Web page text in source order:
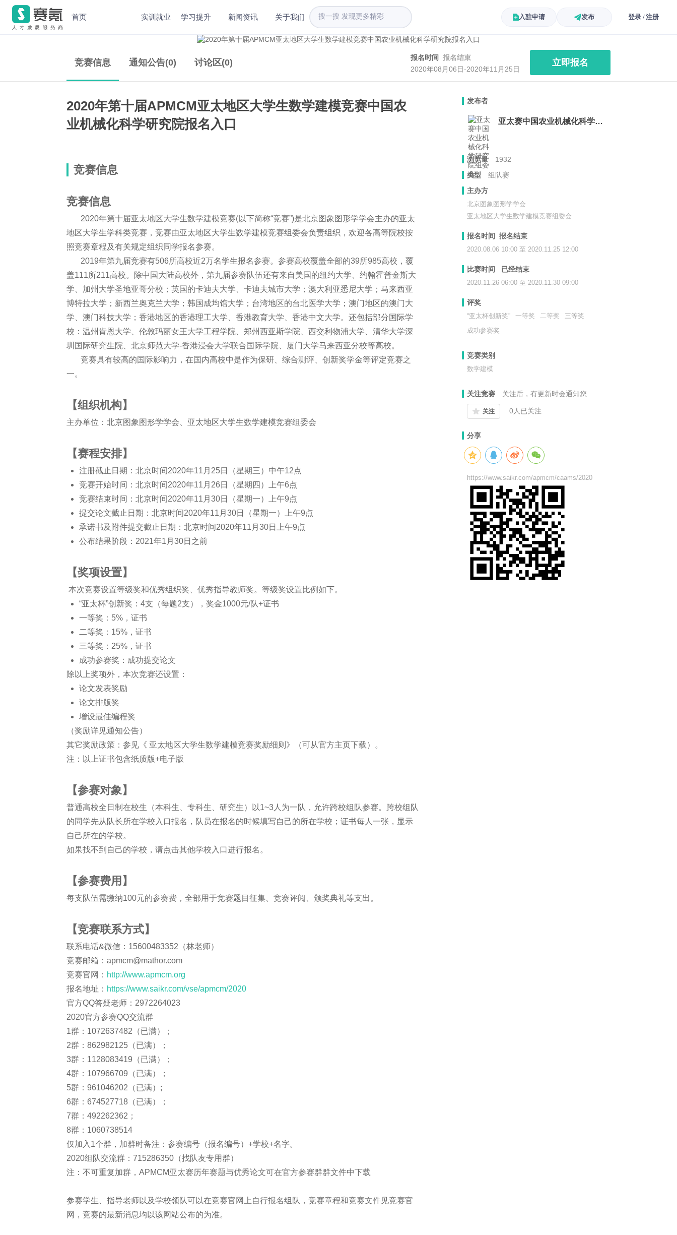
首页 实训就业 学习提升 新闻资讯 关于我们 入驻申请 发布 登录 / 注册
竞赛信息 通知公告(0) 讨论区(0) 报名时间 报名结束
2020年08月06日-2020年11月25日
立即报名
2020年第十届APMCM亚太地区大学生数学建模竞赛中国农
业机械化科学研究院报名入口
竞赛信息
竞赛信息
2020年第十届亚太地区大学生数学建模竞赛(以下简称“竞赛”)是北京图象图形学学会主办的亚太
地区大学生学科类竞赛，竞赛由亚太地区大学生数学建模竞赛组委会负责组织，欢迎各高等院校按
照竞赛章程及有关规定组织同学报名参赛。
2019年第九届竞赛有506所高校近2万名学生报名参赛。参赛高校覆盖全部的39所985高校，覆
盖111所211高校。除中国大陆高校外，第九届参赛队伍还有来自美国的纽约大学、约翰霍普金斯大
学、加州大学圣地亚哥分校；英国的卡迪夫大学、卡迪夫城市大学；澳大利亚悉尼大学；马来西亚
博特拉大学；新西兰奥克兰大学；韩国成均馆大学；台湾地区的台北医学大学；澳门地区的澳门大
学、澳门科技大学；香港地区的香港理工大学、香港教育大学、香港中文大学。还包括部分国际学
校：温州肯恩大学、伦敦玛丽女王大学工程学院、郑州西亚斯学院、西交利物浦大学、清华大学深
圳国际研究生院、北京师范大学-香港浸会大学联合国际学院、厦门大学马来西亚分校等高校。
竞赛具有较高的国际影响力，在国内高校中是作为保研、综合测评、创新奖学金等评定竞赛之
一。
【组织机构】
主办单位：北京图象图形学学会、亚太地区大学生数学建模竞赛组委会
【赛程安排】
注册截止日期：北京时间2020年11月25日（星期三）中午12点
竞赛开始时间：北京时间2020年11月26日（星期四）上午6点
竞赛结束时间：北京时间2020年11月30日（星期一）上午9点
提交论文截止日期：北京时间2020年11月30日（星期一）上午9点
承诺书及附件提交截止日期：北京时间2020年11月30日上午9点
公布结果阶段：2021年1月30日之前
【奖项设置】
本次竞赛设置等级奖和优秀组织奖、优秀指导教师奖。等级奖设置比例如下。
“亚太杯”创新奖：4支（每题2支），奖金1000元/队+证书
一等奖：5%，证书
二等奖：15%，证书
三等奖：25%，证书
成功参赛奖：成功提交论文
除以上奖项外，本次竞赛还设置：
论文发表奖励
论文排版奖
增设最佳编程奖
（奖励详见通知公告）
其它奖励政策：参见《 亚太地区大学生数学建模竞赛奖励细则》（可从官方主页下载）。
注：以上证书包含纸质版+电子版
【参赛对象】
普通高校全日制在校生（本科生、专科生、研究生）以1~3人为一队，允许跨校组队参赛。跨校组队
的同学先从队长所在学校入口报名，队员在报名的时候填写自己的所在学校；证书每人一张，显示
自己所在的学校。
如果找不到自己的学校，请点击其他学校入口进行报名。
【参赛费用】
每支队伍需缴纳100元的参赛费，全部用于竞赛题目征集、竞赛评阅、颁奖典礼等支出。
【竞赛联系方式】
联系电话&微信：15600483352（林老师）
竞赛邮箱：apmcm@mathor.com
竞赛官网： http://www.apmcm.org
报名地址： https://www.saikr.com/vse/apmcm/2020
官方QQ答疑老师：2972264023
2020官方参赛QQ交流群
1群：1072637482（已满）；
2群：862982125（已满）；
3群：1128083419（已满）；
4群：107966709（已满）；
5群：961046202（已满）;
6群：674527718（已满）；
7群：492262362；
8群：1060738514
仅加入1个群，加群时备注：参赛编号（报名编号）+学校+名字。
2020组队交流群：715286350（找队友专用群）
注：不可重复加群，APMCM亚太赛历年赛题与优秀论文可在官方参赛群群文件中下载
参赛学生、指导老师以及学校领队可以在竞赛官网上自行报名组队，竞赛章程和竞赛文件见竞赛官
网，竞赛的最新消息均以该网站公布的为准。
发布者
亚太赛中国农业机械化科学研究院组委会
浏览量
1932
类型
组队赛
主办方
北京图象图形学学会
亚太地区大学生数学建模竞赛组委会
报名时间 报名结束
2020.08.06 10:00 至 2020.11.25 12:00
比赛时间 已经结束
2020.11.26 06:00 至 2020.11.30 09:00
评奖
“亚太杯创新奖” 一等奖 二等奖
三等奖
成功参赛奖
竞赛类别
数学建模
关注竞赛 关注后，有更新时会通知您
关注 0人已关注
分享
https://www.saikr.com/apmcm/caams/2020